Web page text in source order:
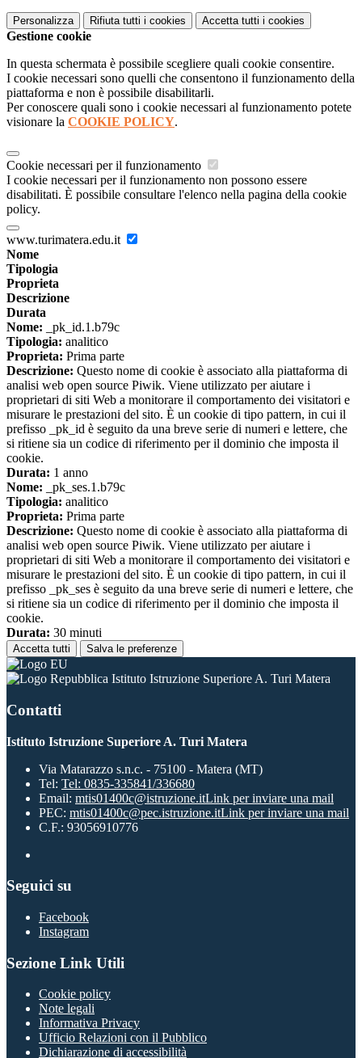
Personalizza Rifiuta tutti i cookies Accetta tutti i cookies
Gestione cookie
In questa schermata è possibile scegliere quali cookie consentire.
I cookie necessari sono quelli che consentono il funzionamento della
piattaforma e non è possibile disabilitarli.
Per conoscere quali sono i cookie necessari al funzionamento potete
visionare la COOKIE POLICY.
Cookie necessari per il funzionamento
I cookie necessari per il funzionamento non possono essere
disabilitati. È possibile consultare l'elenco nella pagina della cookie
policy.
www.turimatera.edu.it
Nome
Tipologia
Proprieta
Descrizione
Durata
Nome: _pk_id.1.b79c
Tipologia: analitico
Proprieta: Prima parte
Descrizione: Questo nome di cookie è associato alla piattaforma di
analisi web open source Piwik. Viene utilizzato per aiutare i
proprietari di siti Web a monitorare il comportamento dei visitatori e
misurare le prestazioni del sito. È un cookie di tipo pattern, in cui il
prefisso _pk_id è seguito da una breve serie di numeri e lettere, che
si ritiene sia un codice di riferimento per il dominio che imposta il
cookie.
Durata: 1 anno
Nome: _pk_ses.1.b79c
Tipologia: analitico
Proprieta: Prima parte
Descrizione: Questo nome di cookie è associato alla piattaforma di
analisi web open source Piwik. Viene utilizzato per aiutare i
proprietari di siti Web a monitorare il comportamento dei visitatori e
misurare le prestazioni del sito. È un cookie di tipo pattern, in cui il
prefisso _pk_ses è seguito da una breve serie di numeri e lettere, che
si ritiene sia un codice di riferimento per il dominio che imposta il
cookie.
Durata: 30 minuti
Accetta tutti Salva le preferenze
Istituto Istruzione Superiore A. Turi Matera
Contatti
Istituto Istruzione Superiore A. Turi Matera
Via Matarazzo s.n.c. - 75100 - Matera (MT)
Tel: Tel: 0835-335841/336680
Email: mtis01400c@istruzione.itLink per inviare una mail
PEC: mtis01400c@pec.istruzione.itLink per inviare una mail
C.F.: 93056910776
Seguici su
Facebook
Instagram
Sezione Link Utili
Cookie policy
Note legali
Informativa Privacy
Ufficio Relazioni con il Pubblico
Dichiarazione di accessibilità